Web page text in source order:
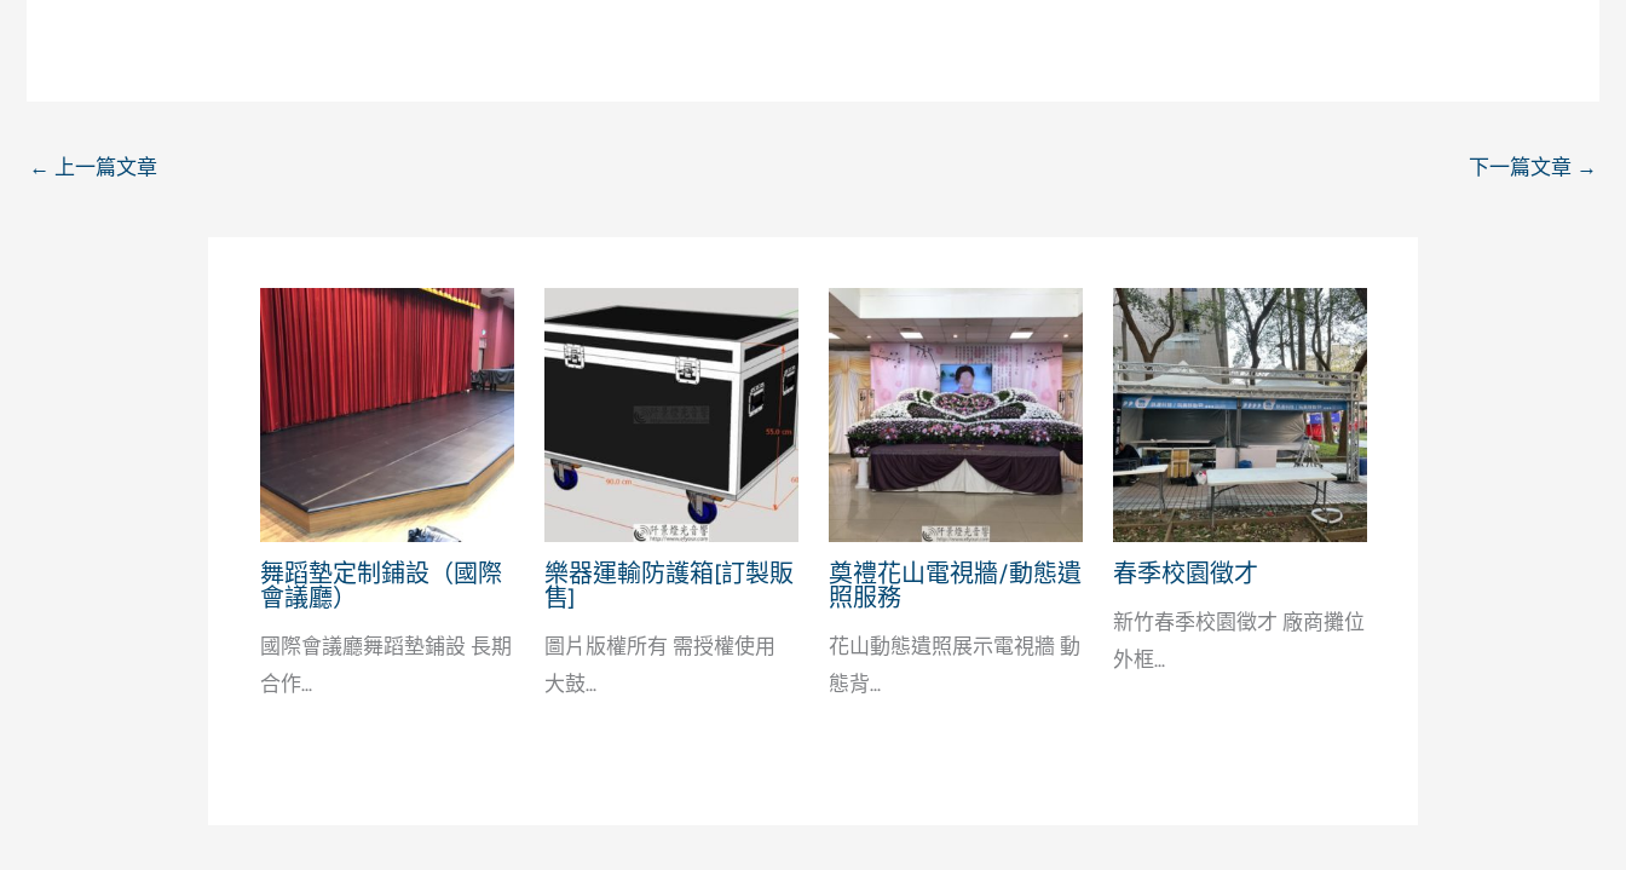
← 上一篇文章 下一篇文章 →
舞蹈墊定制鋪設（國際
會議廳）
國際會議廳舞蹈墊鋪設 長期
合作...
樂器運輸防護箱[訂製販
售]
圖片版權所有 需授權使用
大鼓...
奠禮花山電視牆/動態遺
照服務
花山動態遺照展示電視牆 動
態背...
春季校園徵才
新竹春季校園徵才 廠商攤位
外框...